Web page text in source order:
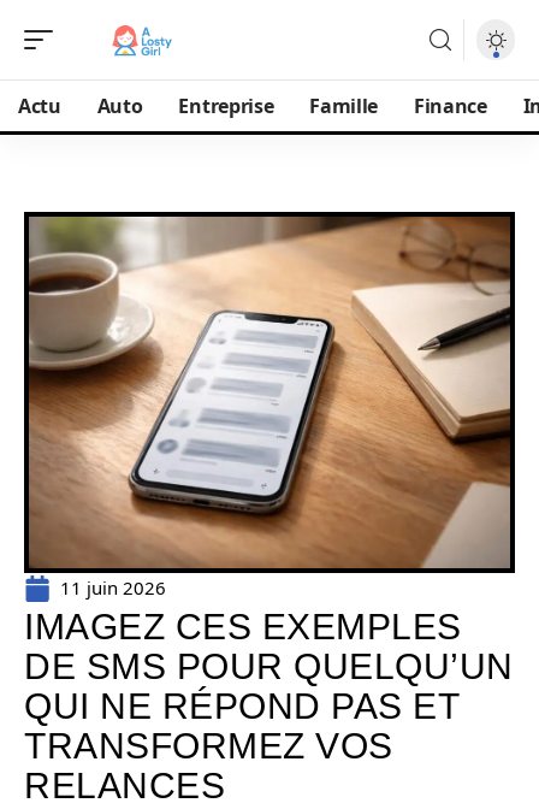
Actu Auto Entreprise Famille Finance
11 juin 2026
IMAGEZ CES EXEMPLES
DE SMS POUR QUELQU’UN
QUI NE RÉPOND PAS ET
TRANSFORMEZ VOS
RELANCES